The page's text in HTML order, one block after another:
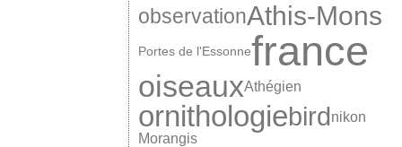
observationAthis-Mons
Portes de l'Essonnefrance
oiseauxAthégien
ornithologiebirdnikon
Morangis